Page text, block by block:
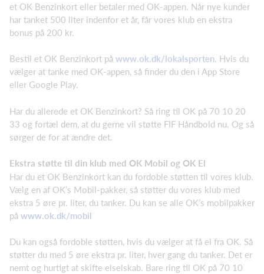
et OK Benzinkort eller betaler med OK-appen. Når nye kunder
har tanket 500 liter indenfor et år, får vores klub en ekstra
bonus på 200 kr.
Bestil et OK Benzinkort på www.ok.dk/lokalsporten. Hvis du
vælger at tanke med OK-appen, så finder du den i App Store
eller Google Play.
Har du allerede et OK Benzinkort? Så ring til OK på 70 10 20
33 og fortæl dem, at du gerne vil støtte FIF Håndbold nu. Og så
sørger de for at ændre det.
Ekstra støtte til din klub med OK Mobil og OK El
Har du et OK Benzinkort kan du fordoble støtten til vores klub.
Vælg en af OK’s Mobil-pakker, så støtter du vores klub med
ekstra 5 øre pr. liter, du tanker. Du kan se alle OK’s mobilpakker
på www.ok.dk/mobil
Du kan også fordoble støtten, hvis du vælger at få el fra OK. Så
støtter du med 5 øre ekstra pr. liter, hver gang du tanker. Det er
nemt og hurtigt at skifte elselskab. Bare ring til OK på 70 10